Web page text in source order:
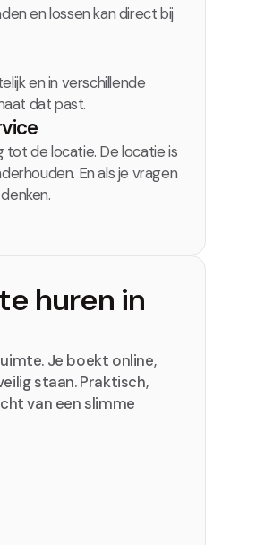
en lossen kan direct bij
en in verschillende
dat past.
tot de locatie. De locatie is
En als je vragen
huren in
Je boekt online,
staan. Praktisch,
van een slimme